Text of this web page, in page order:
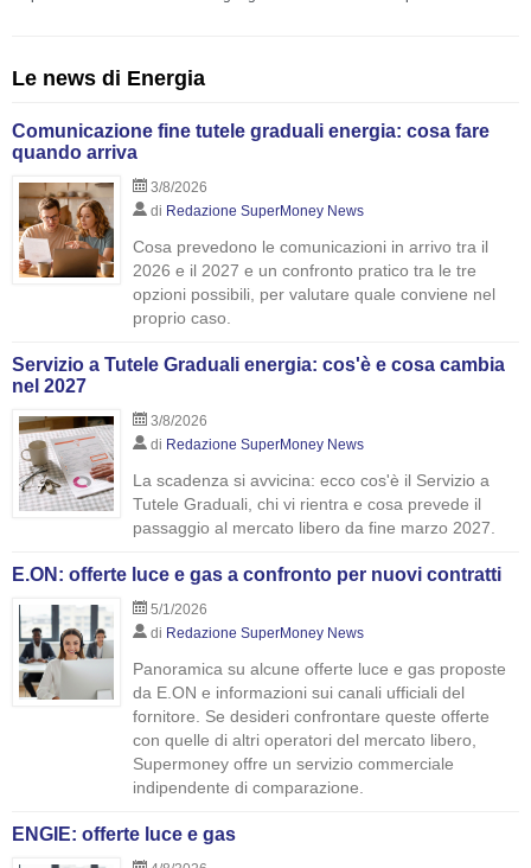
Le news di Energia
Comunicazione fine tutele graduali energia: cosa fare
quando arriva
3/8/2026
di Redazione SuperMoney News
Cosa prevedono le comunicazioni in arrivo tra il
2026 e il 2027 e un confronto pratico tra le tre
opzioni possibili, per valutare quale conviene nel
proprio caso.
Servizio a Tutele Graduali energia: cos'è e cosa cambia
nel 2027
3/8/2026
di Redazione SuperMoney News
La scadenza si avvicina: ecco cos'è il Servizio a
Tutele Graduali, chi vi rientra e cosa prevede il
passaggio al mercato libero da fine marzo 2027.
E.ON: offerte luce e gas a confronto per nuovi contratti
5/1/2026
di Redazione SuperMoney News
Panoramica su alcune offerte luce e gas proposte
da E.ON e informazioni sui canali ufficiali del
fornitore. Se desideri confrontare queste offerte
con quelle di altri operatori del mercato libero,
Supermoney offre un servizio commerciale
indipendente di comparazione.
ENGIE: offerte luce e gas